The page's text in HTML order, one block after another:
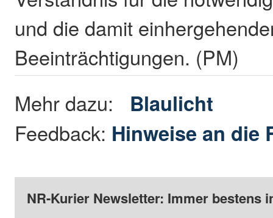
und die damit
Beeinträchtigungen. (PM)
Mehr dazu: Blaulicht
Feedback: Hinweise an die
NR-Kurier Newsletter: Immer bestens